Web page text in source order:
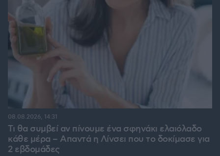
Τι θα συμβεί αν πίνουμε ένα σφηνάκι ελαιόλαδο
κάθε μέρα – Απαντά η Λίνσει που το δοκίμασε για
2 εβδομάδες
08.08.2026, 14:31